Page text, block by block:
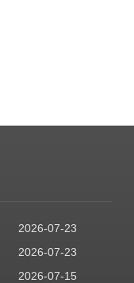
2026-07-23
2026-07-23
2026-07-15